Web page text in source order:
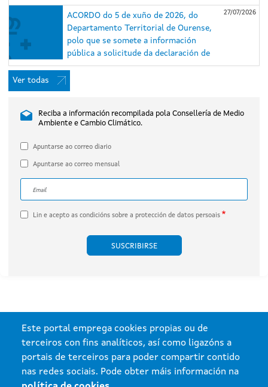
Este portal emprega cookies propias ou de
terceiros con fins analíticos, así como ligazóns a
portais de terceiros para poder compartir contido
nas redes sociais. Pode obter máis información na
Repotenciación Barbanza II (expediente
IN408A 2025/006), situados nos
concellos do Porto do Son, A Pobra do
Caramiñal e Boiro (A Coruña).
concesión de ocupación de dominio
público marítimo-terrestre para caseta
de salvamento, duchas e lavapés na
praia de Gandarío, no concello de
Bergondo (A Coruña).
ACORDO do 5 de xuño de 2026, do
Departamento Territorial de Ourense,
polo que se somete a información
pública a solicitude da declaración de
utilidade pública, en concreto, coa
proxecto do parque eólico Xesteirón,
Montederramo (Ourense), promovido
(expediente IN408A 2020/032B).
27/07/2026
Ver todas
Reciba a información recompilada pola Consellería de Medio
Ambiente e Cambio Climático.
Apuntarse ao correo diario
Apuntarse ao correo mensual
Lin e acepto as condicións sobre a protección de datos persoais